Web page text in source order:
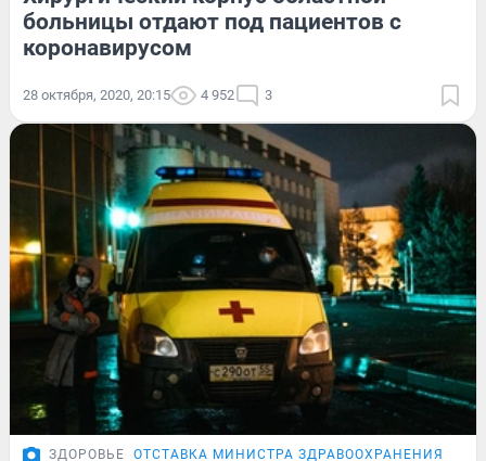
больницы отдают под пациентов с
коронавирусом
28 октября, 2020, 20:15 4 952 3
ЗДОРОВЬЕ ОТСТАВКА МИНИСТРА ЗДРАВООХРАНЕНИЯ